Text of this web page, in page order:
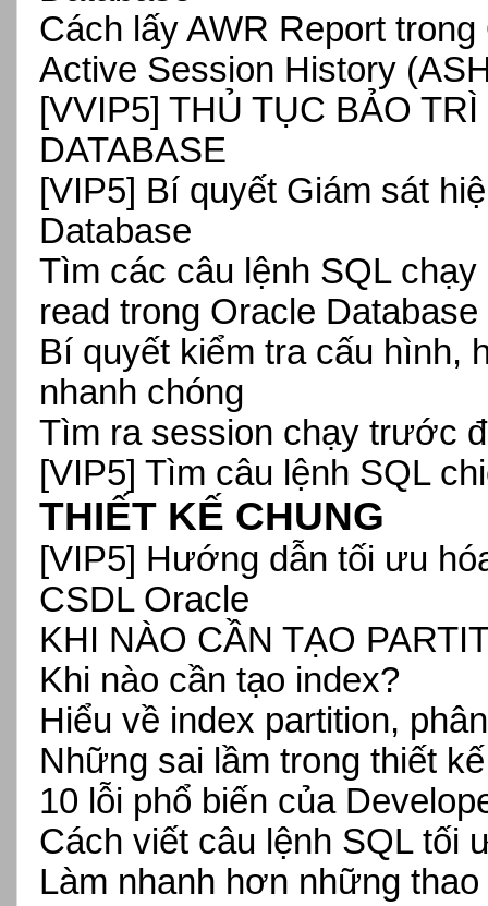
Cách lấy AWR Report
Active Session History
[VVIP5] THỦ TỤC BẢO
DATABASE
[VIP5] Bí quyết Giám sát
Database
Tìm các câu lệnh SQL
read trong Oracle Database
Bí quyết kiểm tra cấu hình,
nhanh chóng
Tìm ra session chạy trước
[VIP5] Tìm câu lệnh SQL
THIẾT KẾ CHUNG
[VIP5] Hướng dẫn tối ưu
CSDL Oracle
KHI NÀO CẦN TẠO
Khi nào cần tạo index?
Hiểu về index partition,
Những sai lầm trong thiết
10 lỗi phổ biến của
Cách viết câu lệnh SQL tối
Làm nhanh hơn những